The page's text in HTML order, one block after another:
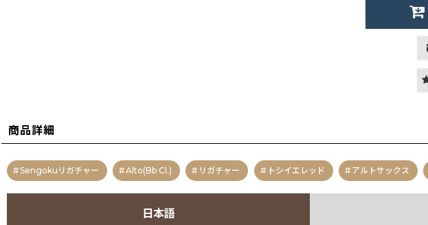
商品詳細
Sengokuリガチャー Alto(Bb Cl.) リガチャー トシイエレッド アルトサックス
日本語